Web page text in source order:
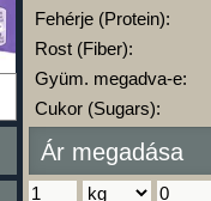
Fehérje (Protein):
Rost (Fiber):
Gyüm. megadva-e:
Cukor (Sugars):
Ár megadása